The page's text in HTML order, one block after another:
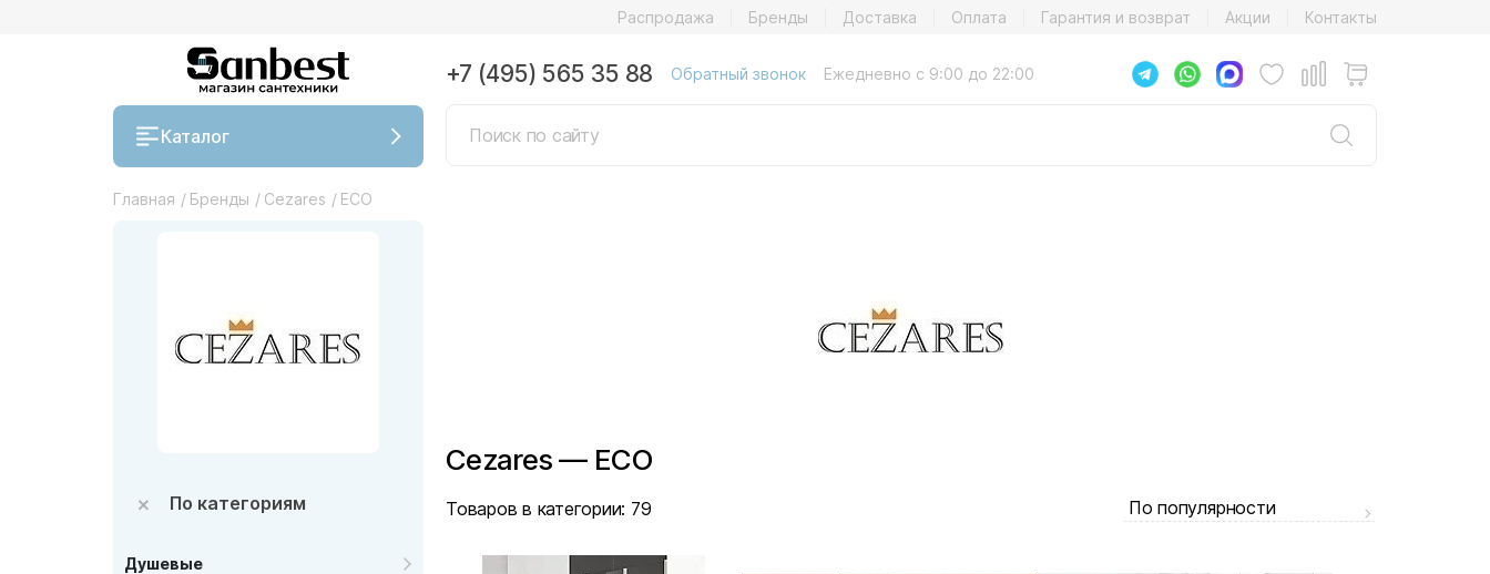
Распродажа Бренды Доставка Оплата Гарантия и возврат Акции Контакты
Каталог
+7 (495) 565 35 88 Обратный звонок Ежедневно с 9:00 до 22:00
Главная / Бренды / Cezares / ECO
По категориям
Душевые
Cezares — ECO
Товаров в категории: 79 По популярности